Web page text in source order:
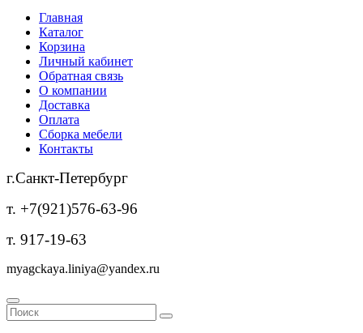
Главная
Каталог
Корзина
Личный кабинет
Обратная связь
О компании
Доставка
Оплата
Сборка мебели
Контакты
г.Санкт-Петербург
т. +7(921)576-63-96
т. 917-19-63
myagckaya.liniya@yandex.ru